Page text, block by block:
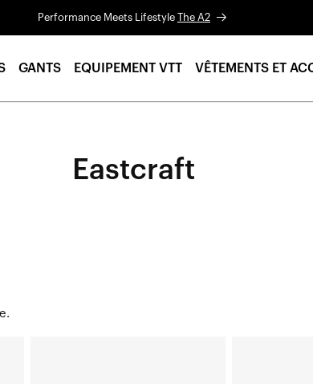
Performance Meets Lifestyle The A2
GANTS EQUIPEMENT VTT VÊTEMENTS ET
Eastcraft